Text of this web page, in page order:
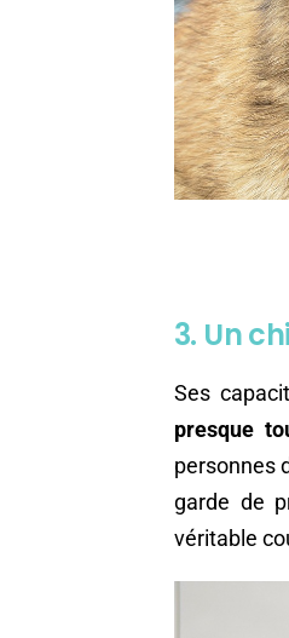
3. Un
Ses
presque
personnes
garde de
véritable